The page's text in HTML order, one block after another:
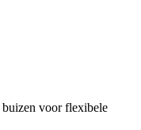
voor flexibele